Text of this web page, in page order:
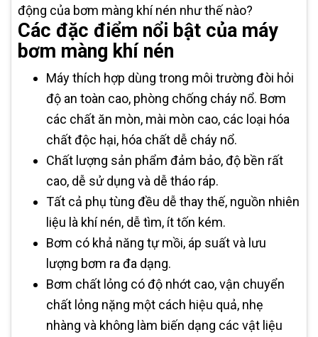
động của bơm màng khí nén như thế nào?
Các đặc điểm nổi bật của máy
bơm màng khí nén
Máy thích hợp dùng trong môi trường đòi hỏi
độ an toàn cao, phòng chống cháy nổ. Bơm
các chất ăn mòn, mài mòn cao, các loại hóa
chất độc hại, hóa chất dễ cháy nổ.
Chất lượng sản phẩm đảm bảo, độ bền rất
cao, dễ sử dụng và dễ tháo ráp.
Tất cả phụ tùng đều dễ thay thế, nguồn nhiên
liệu là khí nén, dễ tìm, ít tốn kém.
Bơm có khả năng tự mồi, áp suất và lưu
lượng bơm ra đa dạng.
Bơm chất lỏng có độ nhớt cao, vận chuyển
chất lỏng nặng một cách hiệu quả, nhẹ
nhàng và không làm biến dạng các vật liệu